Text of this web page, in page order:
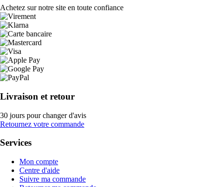
Achetez sur notre site en toute confiance
Livraison et retour
30 jours pour changer d'avis
Retournez votre commande
Services
Mon compte
Centre d'aide
Suivre ma commande